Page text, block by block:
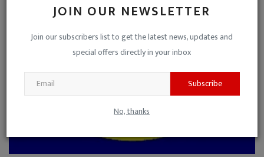
JOIN OUR NEWSLETTER
Join our subscribers list to get the latest news, updates and
special offers directly in your inbox
Subscribe
No, thanks